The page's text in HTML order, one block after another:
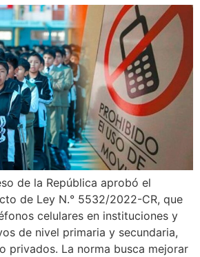
de la República aprobó el
de Ley N.° 5532/2022-CR, que
celulares en instituciones y
de nivel primaria y secundaria,
privados. La norma busca mejorar